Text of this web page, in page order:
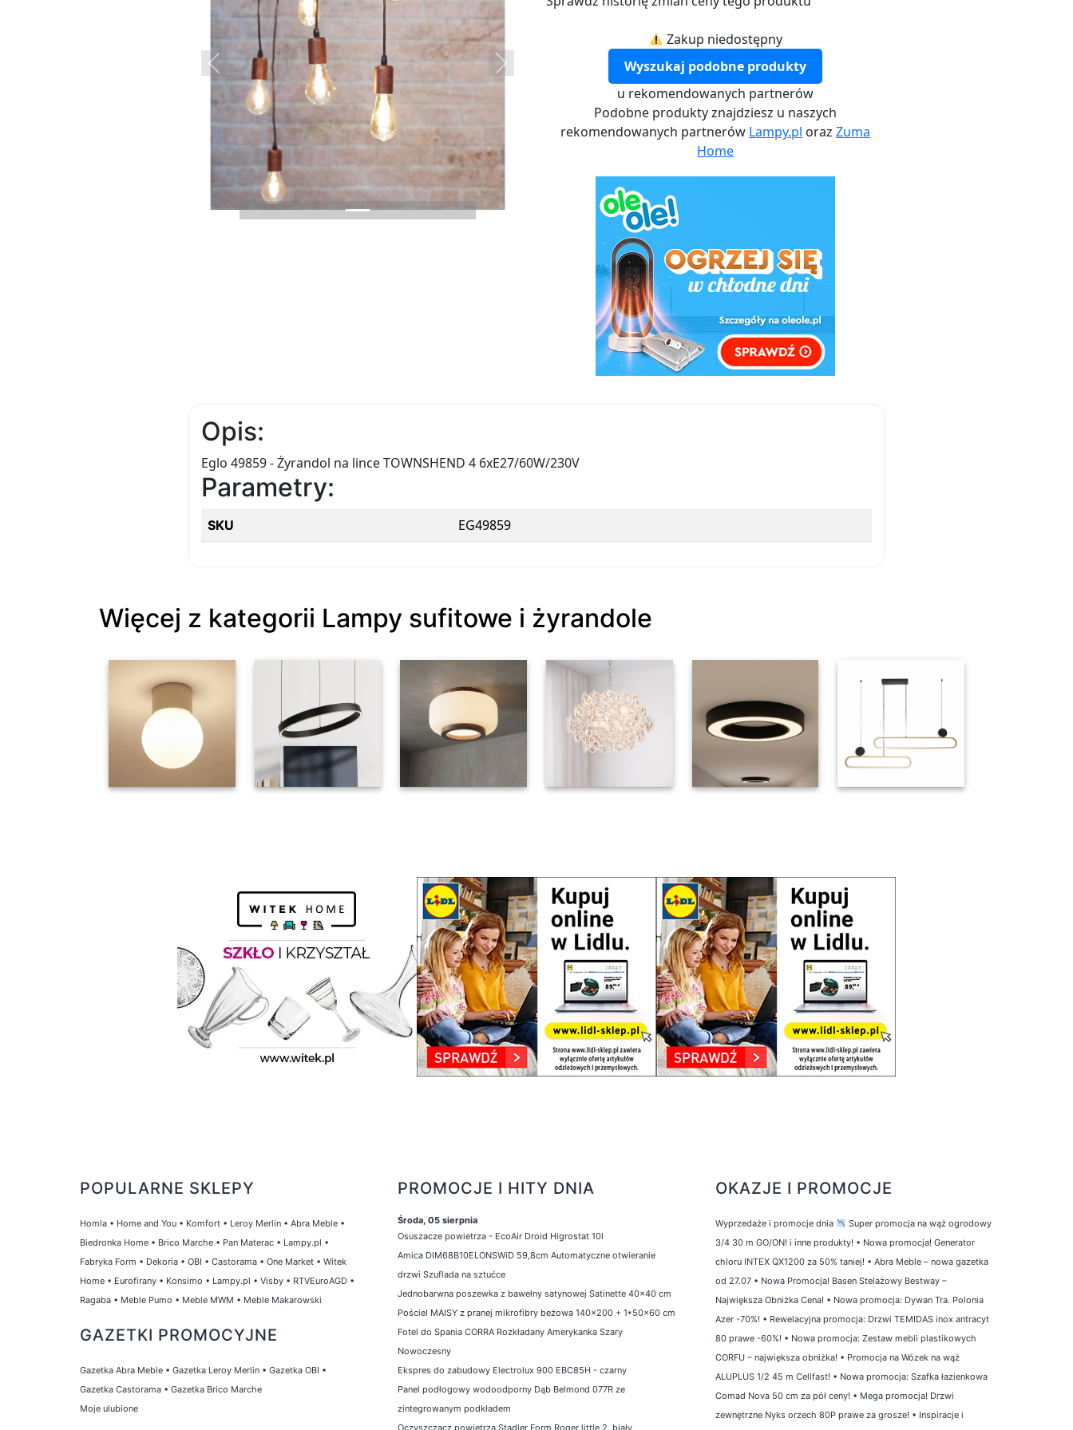
Previous Next
Zakup niedostępny
Wyszukaj podobne produkty
u rekomendowanych partnerów
Podobne produkty znajdziesz u naszych
rekomendowanych partnerów Lampy.pl oraz Zuma
Home
Opis:
Eglo 49859 - Żyrandol na lince TOWNSHEND 4 6xE27/60W/230V
Parametry:
SKU EG49859
Więcej z kategorii Lampy sufitowe i żyrandole
POPULARNE SKLEPY
Homla • Home and You • Komfort • Leroy Merlin • Abra Meble •
Biedronka Home • Brico Marche • Pan Materac • Lampy.pl •
Fabryka Form • Dekoria • OBI • Castorama • One Market • Witek
Home • Eurofirany • Konsimo • Lampy.pl • Visby • RTVEuroAGD •
Ragaba • Meble Pumo • Meble MWM • Meble Makarowski
GAZETKI PROMOCYJNE
Gazetka Abra Meble • Gazetka Leroy Merlin • Gazetka OBI •
Gazetka Castorama • Gazetka Brico Marche
Moje ulubione
PROMOCJE I HITY DNIA
Środa, 05 sierpnia
Osuszacze powietrza - EcoAir Droid Higrostat 10l
Amica DIM68B10ELONSWiD 59,8cm Automatyczne otwieranie
drzwi Szuflada na sztućce
Jednobarwna poszewka z bawełny satynowej Satinette 40x40 cm
Pościel MAISY z pranej mikrofibry beżowa 140x200 + 1*50x60 cm
Fotel do Spania CORRA Rozkładany Amerykanka Szary
Nowoczesny
Ekspres do zabudowy Electrolux 900 EBC85H - czarny
Panel podłogowy wodoodporny Dąb Belmond 077R ze
zintegrowanym podkładem
Oczyszczacz powietrza Stadler Form Roger little 2, biały
OKAZJE I PROMOCJE
Wyprzedaże i promocje dnia
Super promocja na wąż ogrodowy
3/4 30 m GO/ON! i inne produkty! • Nowa promocja! Generator
chloru INTEX QX1200 za 50% taniej! • Abra Meble – nowa gazetka
od 27.07 • Nowa Promocja! Basen Stelażowy Bestway –
Największa Obniżka Cena! • Nowa promocja: Dywan Tra. Polonia
Azer -70%! • Rewelacyjna promocja: Drzwi TEMIDAS inox antracyt
80 prawe -60%! • Nowa promocja: Zestaw mebli plastikowych
CORFU – największa obniżka! • Promocja na Wózek na wąż
ALUPLUS 1/2 45 m Cellfast! • Nowa promocja: Szafka łazienkowa
Comad Nova 50 cm za pół ceny! • Mega promocja! Drzwi
zewnętrzne Nyks orzech 80P prawe za grosze! • Inspiracje i